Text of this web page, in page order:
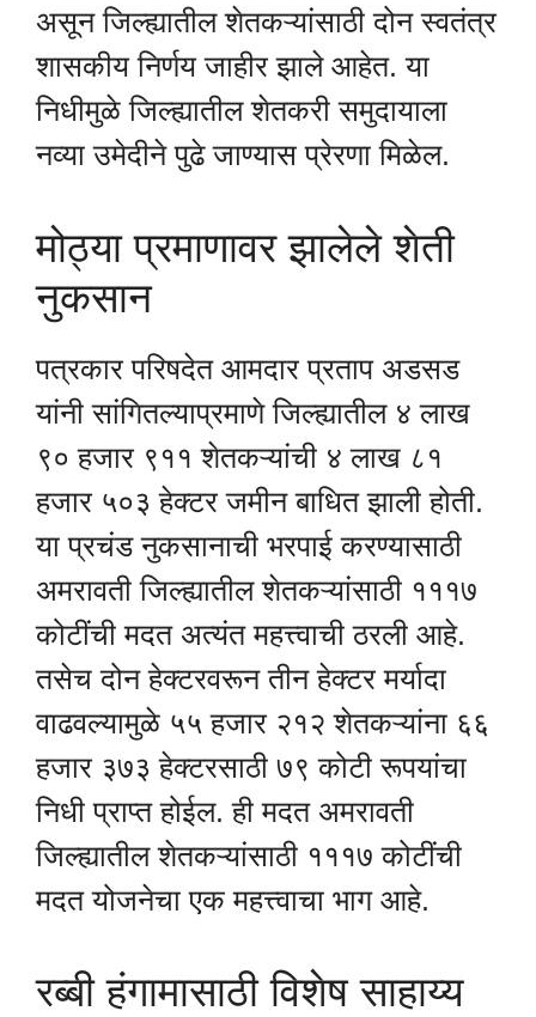
असून जिल्ह्यातील शेतकऱ्यांसाठी दोन स्वतंत्र
शासकीय निर्णय जाहीर झाले आहेत. या
निधीमुळे जिल्ह्यातील शेतकरी समुदायाला
नव्या उमेदीने पुढे जाण्यास प्रेरणा मिळेल.
मोठ्या प्रमाणावर झालेले शेती
नुकसान
पत्रकार परिषदेत आमदार प्रताप अडसड
यांनी सांगितल्याप्रमाणे जिल्ह्यातील ४ लाख
९० हजार ९११ शेतकऱ्यांची ४ लाख ८१
हजार ५०३ हेक्टर जमीन बाधित झाली होती.
या प्रचंड नुकसानाची भरपाई करण्यासाठी
अमरावती जिल्ह्यातील शेतकऱ्यांसाठी १११७
कोटींची मदत अत्यंत महत्त्वाची ठरली आहे.
तसेच दोन हेक्टरवरून तीन हेक्टर मर्यादा
वाढवल्यामुळे ५५ हजार २१२ शेतकऱ्यांना ६६
हजार ३७३ हेक्टरसाठी ७९ कोटी रूपयांचा
निधी प्राप्त होईल. ही मदत अमरावती
जिल्ह्यातील शेतकऱ्यांसाठी १११७ कोटींची
मदत योजनेचा एक महत्त्वाचा भाग आहे.
रब्बी हंगामासाठी विशेष साहाय्य